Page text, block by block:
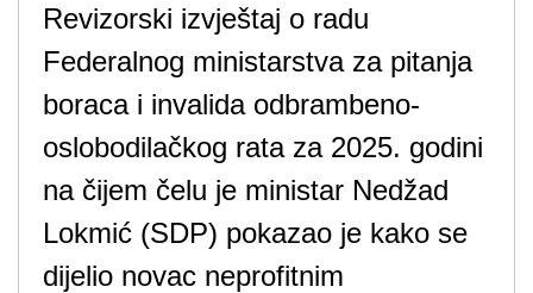
Revizorski izvještaj o radu
Federalnog ministarstva za pitanja
boraca i invalida odbrambeno-
oslobodilačkog rata za 2025. godini
na čijem čelu je ministar Nedžad
Lokmić (SDP) pokazao je kako se
dijelio novac neprofitnim